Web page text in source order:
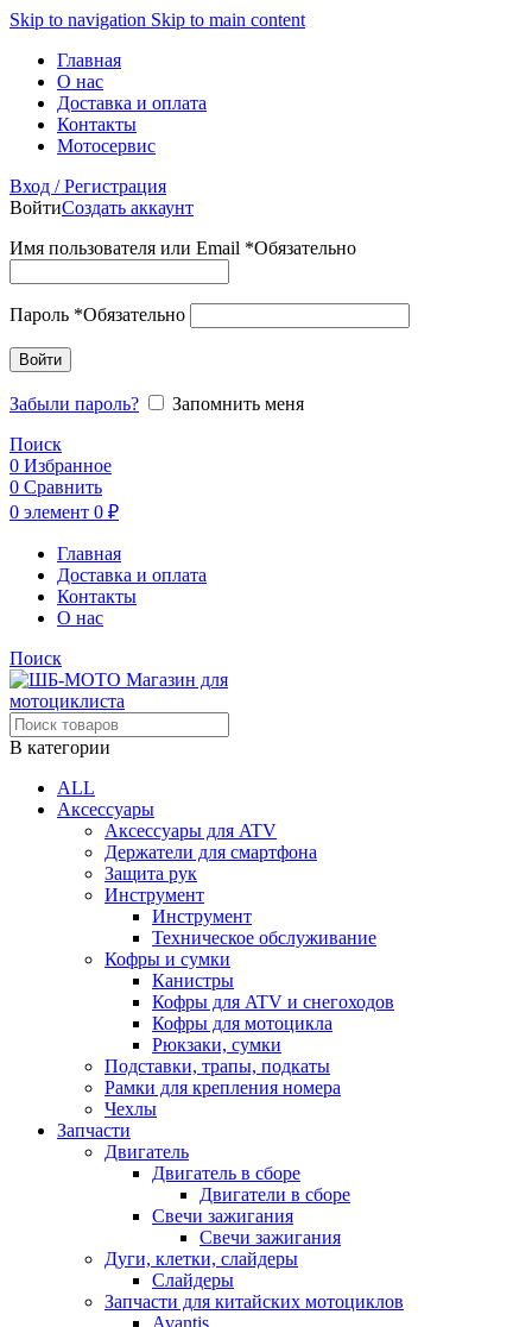
Skip to navigation Skip to main content
Главная
О нас
Доставка и оплата
Контакты
Мотосервис
Вход / Регистрация
ВойтиСоздать аккаунт
Имя пользователя или Email *Обязательно
Пароль *Обязательно
Войти
Забыли пароль?
Запомнить меня
Поиск
0 Избранное
0 Сравнить
0 элемент 0 ₽
Главная
Доставка и оплата
Контакты
О нас
Поиск
В категории
ALL
Аксессуары
Аксессуары для ATV
Держатели для смартфона
Защита рук
Инструмент
Инструмент
Техническое обслуживание
Кофры и сумки
Канистры
Кофры для ATV и снегоходов
Кофры для мотоцикла
Рюкзаки, сумки
Подставки, трапы, подкаты
Рамки для крепления номера
Чехлы
Запчасти
Двигатель
Двигатель в сборе
Двигатели в сборе
Свечи зажигания
Свечи зажигания
Дуги, клетки, слайдеры
Слайдеры
Запчасти для китайских мотоциклов
Avantis